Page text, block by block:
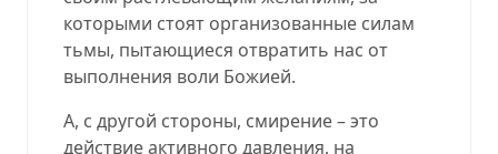
которыми стоят организованные силам
тьмы, пытающиеся отвратить нас от
выполнения воли Божией.
А, с другой стороны, смирение – это
действие активного давления, на